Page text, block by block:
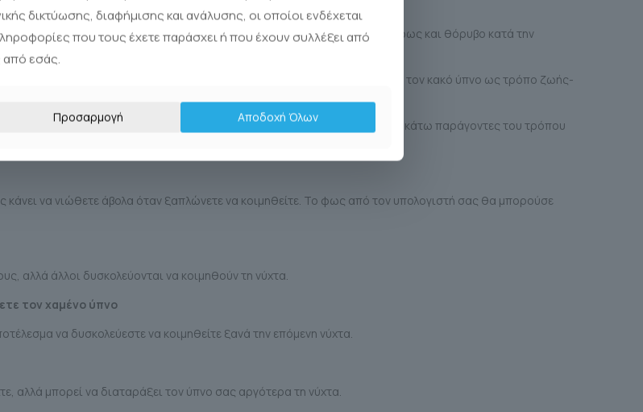
σας.
για τη βελτίωση του ύπνου (όπως αποφυγή έκθεσης σε οποιοδήποτε φως και θόρυβο κατά την
ή κατοικίδια ζώα).
για να συμφωνήσετε σε μια πορεία δράσης. Δεν πρέπει απλώς να δεχτείτε τον κακό ύπνο ως τρόπο ζωής-
αϋπνίας. Αν δεν μπορείτε να κοιμηθείτε, ανατρέξτε στους παρακάτω παράγοντες του τρόπου
κάνει να νιώθετε άβολα όταν ξαπλώνετε να κοιμηθείτε. Το φως από τον υπολογιστή σας θα μπορούσε
αλλά άλλοι δυσκολεύονται να κοιμηθούν τη νύχτα.
τον χαμένο ύπνο
να δυσκολεύεστε να κοιμηθείτε ξανά την επόμενη νύχτα.
αλλά μπορεί να διαταράξει τον ύπνο σας αργότερα τη νύχτα.
δικτύωσης, διαφήμισης και ανάλυσης, οι οποίοι ενδέχεται
που τους έχετε παράσχει ή που έχουν συλλέξει από
από εσάς.
Προσαρμογή Αποδοχή Όλων